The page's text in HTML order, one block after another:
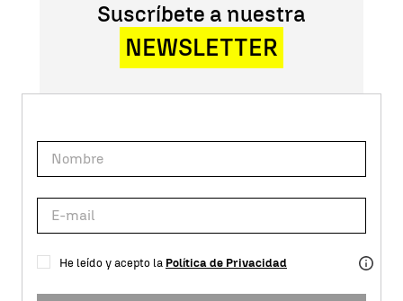
Suscríbete a nuestra
NEWSLETTER
He leído y acepto la Política de Privacidad